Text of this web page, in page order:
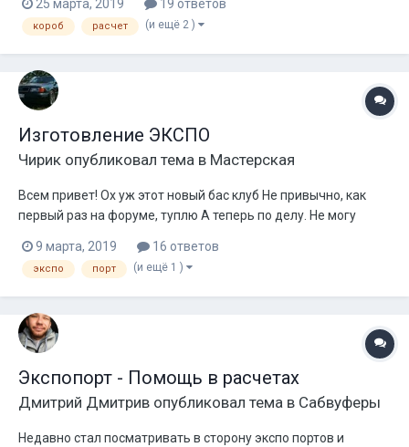
до 40гц. (в пик салона попадает) и не хватает отдачи от 29
до 34 (ход приличный а отдачи мало так как ниже настро...
25 марта, 2019 19 ответов
короб расчет (и ещё 2 )
Изготовление ЭКСПО
Чирик опубликовал тема в Мастерская
Всем привет! Ох уж этот новый бас клуб Не привычно, как
первый раз на форуме, туплю А теперь по делу. Не могу
какая площадь должна быть в сужении порта. Раскрывы я
так понял 1к2 - громкость, 1-3 музыкальность Как сильно
вли...
9 марта, 2019 16 ответов
экспо порт (и ещё 1 )
Экспопорт - Помощь в расчетах
Дмитрий Дмитрив опубликовал тема в Сабвуферы
Недавно стал посматривать в сторону экспо портов и